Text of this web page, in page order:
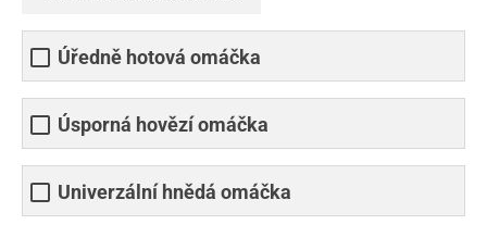
Úředně hotová omáčka
Úsporná hovězí omáčka
Univerzální hnědá omáčka